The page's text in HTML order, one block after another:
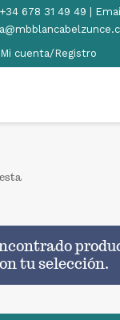
+34 678 31 49 49 |
Mi cuenta/Registro
tu selección.